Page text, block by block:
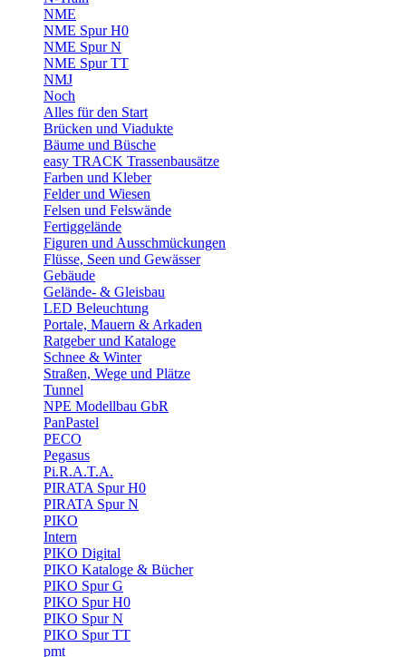
NME
NME Spur H0
NME Spur N
NME Spur TT
NMJ
Noch
Alles für den Start
Brücken und Viadukte
Bäume und Büsche
easy TRACK Trassenbausätze
Farben und Kleber
Felder und Wiesen
Felsen und Felswände
Fertiggelände
Figuren und Ausschmückungen
Flüsse, Seen und Gewässer
Gebäude
Gelände- & Gleisbau
LED Beleuchtung
Portale, Mauern & Arkaden
Ratgeber und Kataloge
Schnee & Winter
Straßen, Wege und Plätze
Tunnel
NPE Modellbau GbR
PanPastel
PECO
Pegasus
Pi.R.A.T.A.
PIRATA Spur H0
PIRATA Spur N
PIKO
Intern
PIKO Digital
PIKO Kataloge & Bücher
PIKO Spur G
PIKO Spur H0
PIKO Spur N
PIKO Spur TT
pmt